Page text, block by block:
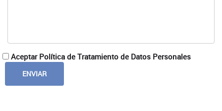
Aceptar Política de Tratamiento de Datos Personales